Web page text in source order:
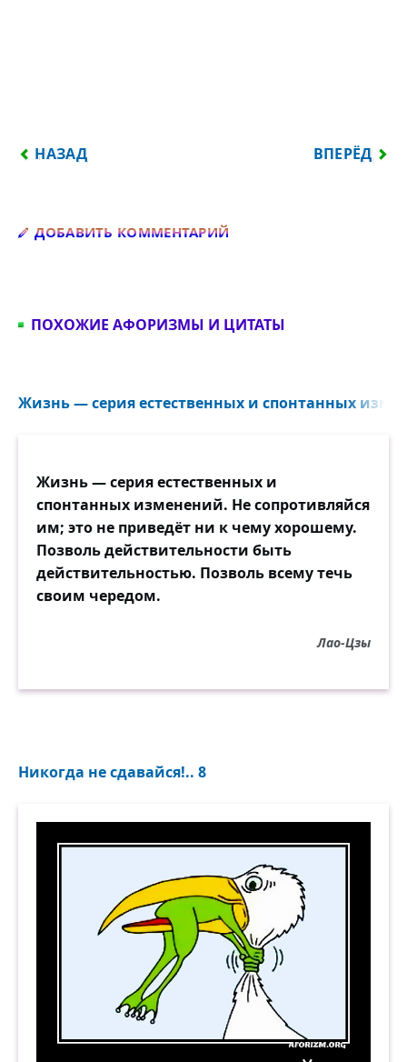
ПРЕДЫДУЩИЙ: РАНА – ЭТО МЕСТО, ЧЕРЕЗ
НАЗАД ВПЕРЁД
ДОБАВИТЬ КОММЕНТАРИЙ
ПОХОЖИЕ АФОРИЗМЫ И ЦИТАТЫ
Жизнь ― серия естественных и спонтанных
Жизнь ― серия естественных и
спонтанных изменений. Не сопротивляйся
им; это не приведёт ни к чему хорошему.
Позволь действительности быть
действительностью. Позволь всему течь
своим чередом.
Лао-Цзы
Никогда не сдавайся!.. 8